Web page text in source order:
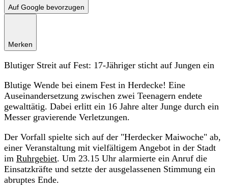
Auf Google bevorzugen
Merken
Blutiger Streit auf Fest: 17-Jähriger sticht auf Jungen ein
Blutige Wende bei einem Fest in Herdecke! Eine
Auseinandersetzung zwischen zwei Teenagern endete
gewalttätig. Dabei erlitt ein 16 Jahre alter Junge durch ein
Messer gravierende Verletzungen.
Der Vorfall spielte sich auf der "Herdecker Maiwoche" ab,
einer Veranstaltung mit vielfältigem Angebot in der Stadt
im Ruhrgebiet. Um 23.15 Uhr alarmierte ein Anruf die
Einsatzkräfte und setzte der ausgelassenen Stimmung ein
abruptes Ende.